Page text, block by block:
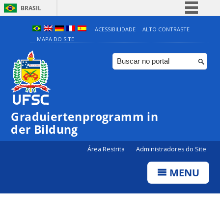
BRASIL
Simplifique!
Comunica BR
Participe
ACESSIBILIDADE
ALTO CONTRASTE
MAPA DO SITE
Graduiertenprogramm in
der Bildung
Área Restrita Administradores do Site
MENU